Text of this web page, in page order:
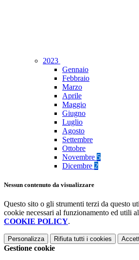
2023
Gennaio
Febbraio
Marzo
Aprile
Maggio
Giugno
Luglio
Agosto
Settembre
Ottobre
Novembre 5
Dicembre 2
Nessun contenuto da visualizzare
Questo sito o gli strumenti terzi da questo
cookie necessari al funzionamento ed utili
COOKIE POLICY.
Personalizza Rifiuta tutti i cookies
Gestione cookie